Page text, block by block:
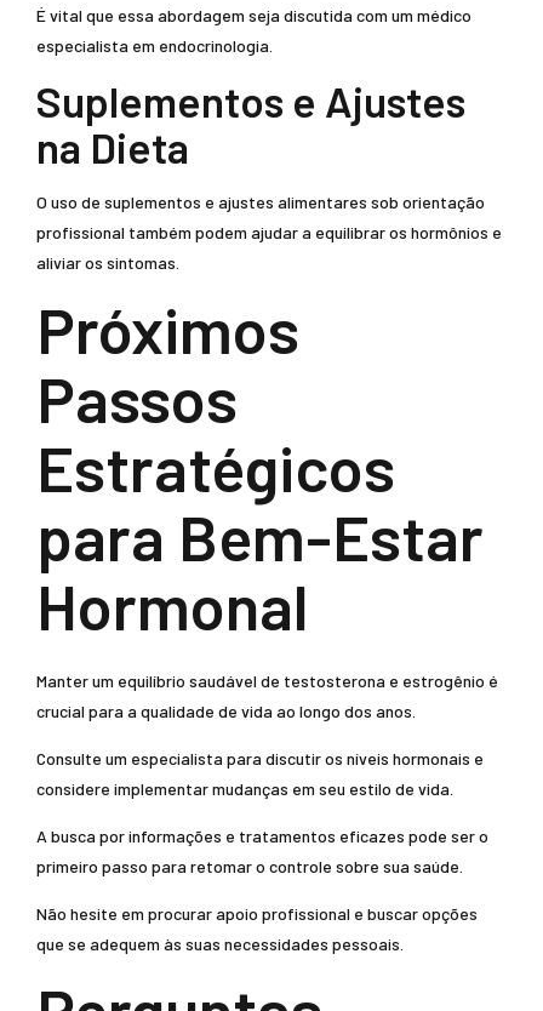
É vital que essa abordagem seja discutida com um médico
especialista em endocrinologia.
Suplementos e Ajustes
na Dieta
O uso de suplementos e ajustes alimentares sob orientação
profissional também podem ajudar a equilibrar os hormônios e
aliviar os sintomas.
Próximos
Passos
Estratégicos
para Bem-Estar
Hormonal
Manter um equilíbrio saudável de testosterona e estrogênio é
crucial para a qualidade de vida ao longo dos anos.
Consulte um especialista para discutir os níveis hormonais e
considere implementar mudanças em seu estilo de vida.
A busca por informações e tratamentos eficazes pode ser o
primeiro passo para retomar o controle sobre sua saúde.
Não hesite em procurar apoio profissional e buscar opções
que se adequem às suas necessidades pessoais.